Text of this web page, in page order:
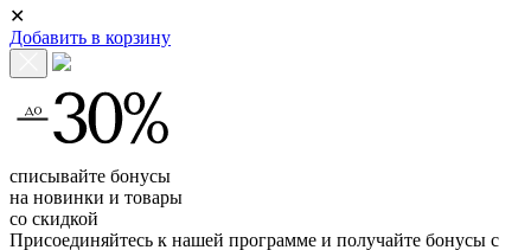
✕
Добавить в корзину
списывайте бонусы
на новинки и товары
со скидкой
Присоединяйтесь к нашей программе и получайте бонусы с